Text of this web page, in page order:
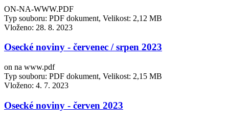
ON-NA-WWW.PDF
Typ souboru: PDF dokument, Velikost: 2,12 MB
Vloženo: 28. 8. 2023
Osecké noviny - červenec / srpen 2023
on na www.pdf
Typ souboru: PDF dokument, Velikost: 2,15 MB
Vloženo: 4. 7. 2023
Osecké noviny - červen 2023